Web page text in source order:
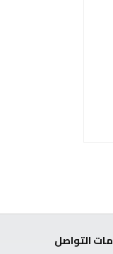
التواصل